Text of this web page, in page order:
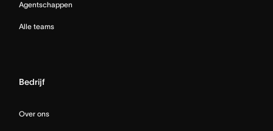
Agentschappen
Alle teams
Bedrijf
Over ons